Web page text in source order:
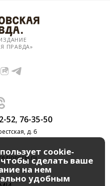
ПРАВДА»
52, 76-35-50
д. 6
cookie-
сделать ваше
на нем
удобным